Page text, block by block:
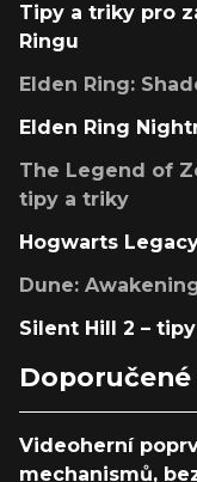
Tipy a triky pro
Ringu
Elden Ring:
Elden Ring
The Legend of
tipy a triky
Hogwarts
Dune:
Silent Hill 2 –
Videoherní
mechanismů,